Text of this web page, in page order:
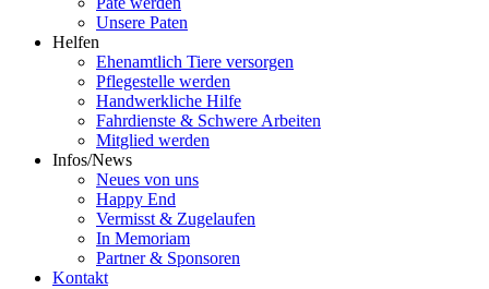
Unsere Paten
Helfen
Ehenamtlich Tiere versorgen
Pflegestelle werden
Handwerkliche Hilfe
Fahrdienste & Schwere Arbeiten
Mitglied werden
Infos/News
Neues von uns
Happy End
Vermisst & Zugelaufen
In Memoriam
Partner & Sponsoren
Kontakt